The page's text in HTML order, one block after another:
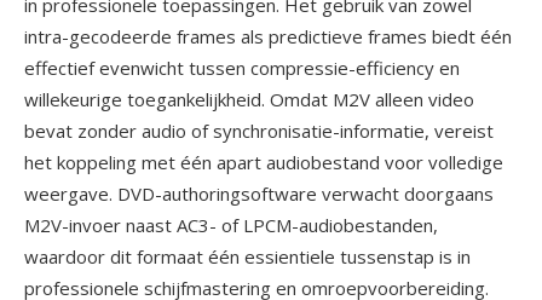
in professionele toepassingen. Het gebruik van zowel
intra-gecodeerde frames als predictieve frames biedt één
effectief evenwicht tussen compressie-efficiency en
willekeurige toegankelijkheid. Omdat M2V alleen video
bevat zonder audio of synchronisatie-informatie, vereist
het koppeling met één apart audiobestand voor volledige
weergave. DVD-authoringsoftware verwacht doorgaans
M2V-invoer naast AC3- of LPCM-audiobestanden,
waardoor dit formaat één essientiele tussenstap is in
professionele schijfmastering en omroepvoorbereiding.